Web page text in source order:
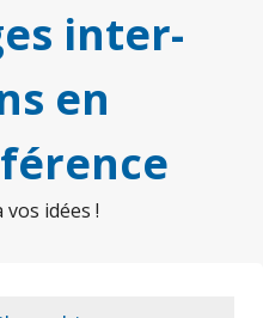
inter-
en
idées !